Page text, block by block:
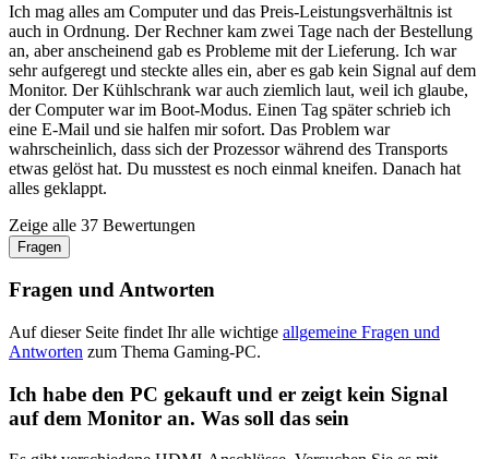
Ich mag alles am Computer und das Preis-Leistungsverhältnis ist
auch in Ordnung. Der Rechner kam zwei Tage nach der Bestellung
an, aber anscheinend gab es Probleme mit der Lieferung. Ich war
sehr aufgeregt und steckte alles ein, aber es gab kein Signal auf dem
Monitor. Der Kühlschrank war auch ziemlich laut, weil ich glaube,
der Computer war im Boot-Modus. Einen Tag später schrieb ich
eine E-Mail und sie halfen mir sofort. Das Problem war
wahrscheinlich, dass sich der Prozessor während des Transports
etwas gelöst hat. Du musstest es noch einmal kneifen. Danach hat
alles geklappt.
Zeige alle 37 Bewertungen
Fragen
Fragen und Antworten
Auf dieser Seite findet Ihr alle wichtige allgemeine Fragen und
Antworten zum Thema Gaming-PC.
Ich habe den PC gekauft und er zeigt kein Signal
auf dem Monitor an. Was soll das sein